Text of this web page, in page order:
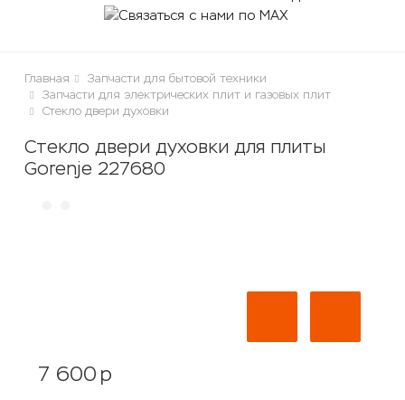
Главная
Запчасти для бытовой техники
Запчасти для электрических плит и газовых плит
Стекло двери духовки
Стекло двери духовки для плиты
Gorenje 227680
7 600 p